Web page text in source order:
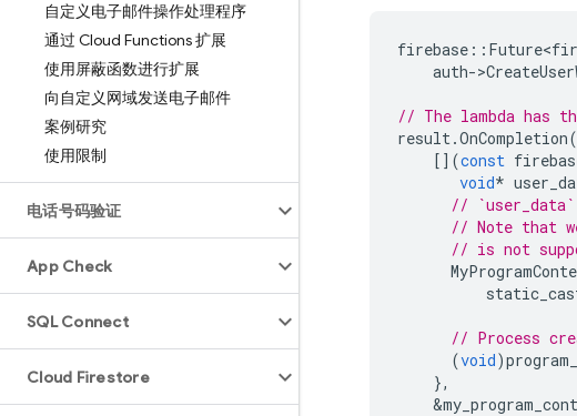
自定义电子邮件操作处理程序
通过 Cloud Functions 扩展
使用屏蔽函数进行扩展
向自定义网域发送电子邮件
案例研究
使用限制
电话号码验证
App Check
SQL Connect
Cloud Firestore
firebase ::
auth->
// The lambda has
result.OnCompletion(
[](const
void*
// `user_data`
// Note that
// is not
// Process
(void)
},
&